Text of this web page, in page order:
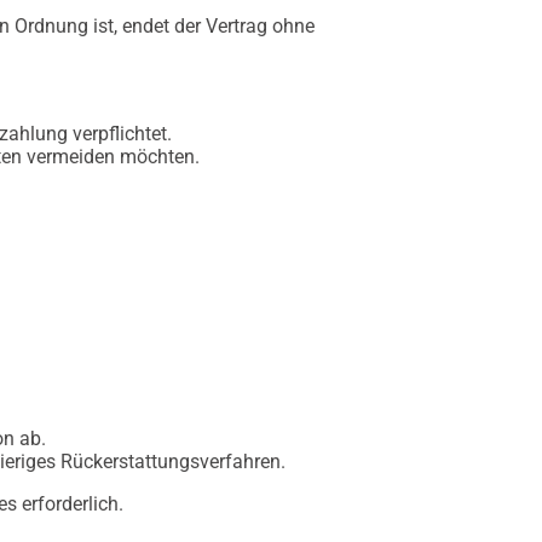
Ordnung ist, endet der Vertrag ohne
verpflichtet.
vermeiden möchten.
ab.
Rückerstattungsverfahren.
erforderlich.